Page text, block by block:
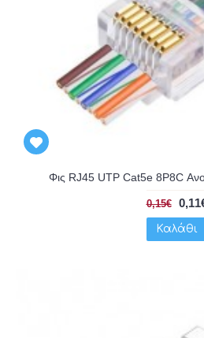
Φις RJ45 UTP Cat5e 8P8C
0,15€
Καλάθι